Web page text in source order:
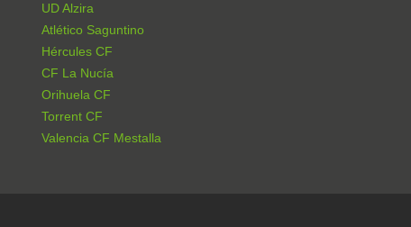
UD Alzira
Atlético Saguntino
Hércules CF
CF La Nucía
Orihuela CF
Torrent CF
Valencia CF Mestalla